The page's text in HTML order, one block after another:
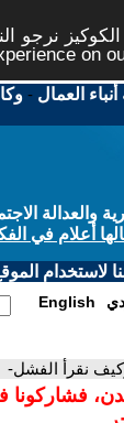
نرجو
on
العمال -
أعلام في
لاستخدام
English
نقرأ الفشل-